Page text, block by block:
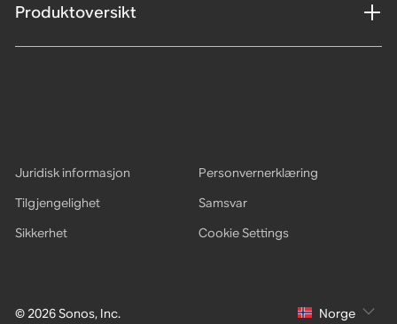
Produktoversikt
© 2026 Sonos, Inc.
Juridisk informasjon
Personvernerklæring
Tilgjengelighet
Samsvar
Sikkerhet
Cookie Settings
Norge